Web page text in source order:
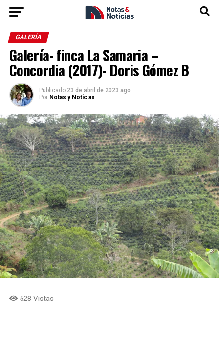
GALERÍA
Galería- finca La Samaria –
Concordia (2017)- Doris Gómez B
Publicado 23 de abril de 2023 ago
Por Notas y Noticias
528 Vistas